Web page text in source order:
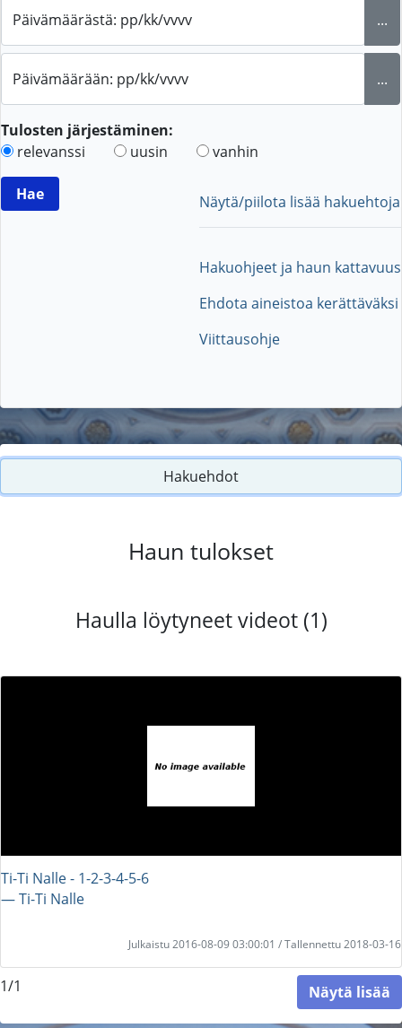
Päivämäärästä: pp/kk/vvvv ...
Päivämäärään: pp/kk/vvvv ...
Tulosten järjestäminen:
relevanssi
uusin vanhin
Näytä/piilota lisää hakuehtoja
Hakuohjeet ja haun kattavuus
Ehdota aineistoa kerättäväksi
Viittausohje
Hakuehdot
Haun tulokset
Haulla löytyneet videot (1)
Ti-Ti Nalle - 1-2-3-4-5-6
― Ti-Ti Nalle
Julkaistu 2016-08-09 03:00:01 / Tallennettu 2018-03-16
1/1 Näytä lisää